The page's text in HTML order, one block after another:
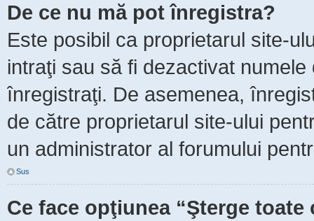
De ce nu mă pot înregistra?
Este posibil ca proprietarul site-
intraţi sau să fi dezactivat
înregistraţi. De asemenea,
de către proprietarul site-ului
un administrator al forumului
Sus
Ce face opţiunea “Şterge